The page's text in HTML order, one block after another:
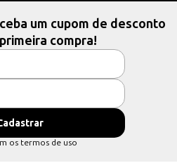
um cupom de desconto
compra!
os termos de uso